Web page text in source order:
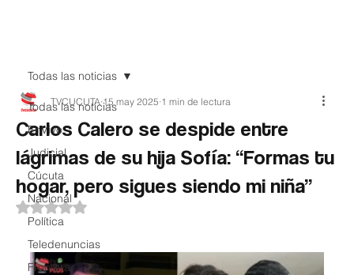
Todas las noticias
EnVivo
Judicial
Cúcuta
Nacional
Política
Teledenuncias
Frontera
Todas las noticias
Carlos Calero se despide entre
lágrimas de su hija Sofía: “Formas tu
hogar, pero sigues siendo mi niña”
TVCUCUTA 15 may 2025 1 min de lectura
Obtuvo NaN de 5 estrellas.